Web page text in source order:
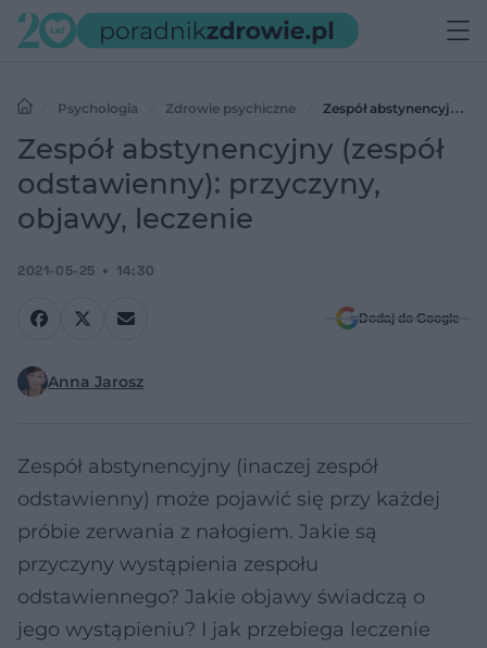
Psychologia Zdrowie psychiczne
Zespół abstynencyjny
(zespół odstawienny): przyczyny, objawy, leczenie
Zespół abstynencyjny (zespół
odstawienny): przyczyny,
objawy, leczenie
2021-05-25 14:30
Dodaj do Google
Anna Jarosz
Zespół abstynencyjny (inaczej zespół
odstawienny) może pojawić się przy każdej
próbie zerwania z nałogiem. Jakie są
przyczyny wystąpienia zespołu
odstawiennego? Jakie objawy świadczą o
jego wystąpieniu? I jak przebiega leczenie